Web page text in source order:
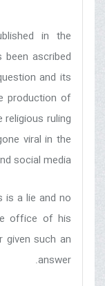
in the
ascribed
and its
production of
religious ruling
viral in the
social media.
is a lie and no
office of his
given such an
answer.